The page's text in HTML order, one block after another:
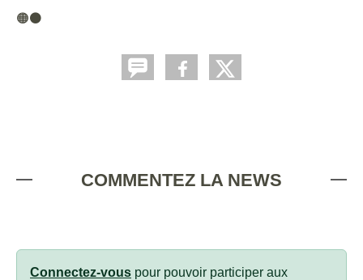
🟠⚫️
COMMENTEZ LA NEWS
Connectez-vous pour pouvoir participer aux